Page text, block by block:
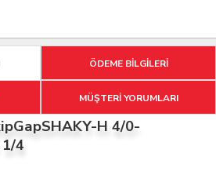
ÖDEME BİLGİLERİ
MÜŞTERİ YORUMLARI
H 4/0-
4